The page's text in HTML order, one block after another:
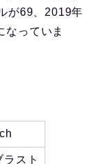
が69、2019年
なっていま
スト